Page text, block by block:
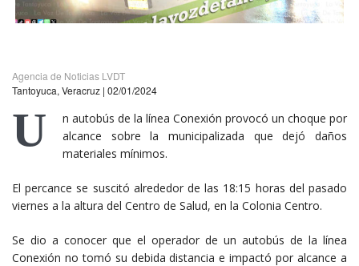
Agencia de Noticias LVDT
Tantoyuca, Veracruz | 02/01/2024
U
n autobús de la línea Conexión provocó un choque por
alcance sobre la municipalizada que dejó daños
materiales mínimos.
El percance se suscitó alrededor de las 18:15 horas del pasado
viernes a la altura del Centro de Salud, en la Colonia Centro.
Se dio a conocer que el operador de un autobús de la línea
Conexión no tomó su debida distancia e impactó por alcance a